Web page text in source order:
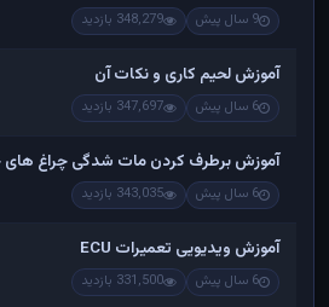
9 سال پیش 348,279 بازدید
آموزش لحیم کاری و نکات آن
6 سال پیش 347,697 بازدید
آموزش برطرف کردن مات شدگی چراغ های
6 سال پیش 343,035 بازدید
آموزش ویدیویی تعمیرات ECU
6 سال پیش 331,500 بازدید